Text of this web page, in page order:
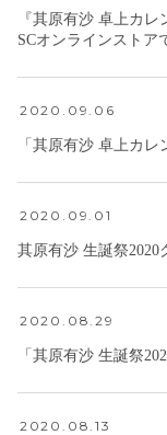
『其原有沙 卓上カ
SCオンラインストア
2020.09.06
「其原有沙 卓上カレ
2020.09.01
其原有沙 生誕祭2020
2020.08.29
「其原有沙 生誕祭
2020.08.13